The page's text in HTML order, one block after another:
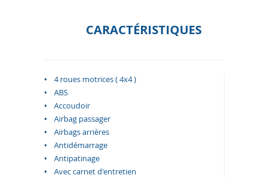
CARACTÉRISTIQUES
4 roues motrices ( 4x4 )
ABS
Accoudoir
Airbag passager
Airbags arrières
Antidémarrage
Antipatinage
Avec carnet d'entretien